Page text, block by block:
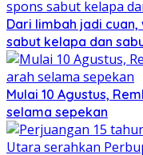
Dari limbah jadi
sabut kelapa dan
Mulai 10 Agustus,
selama sepekan